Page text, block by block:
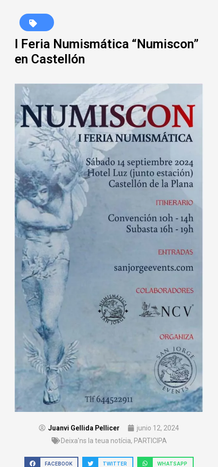
I Feria Numismática “Numiscon”
en Castellón
Juanvi Gellida Pellicer
junio 12, 2024
Deixa'ns la teua notícia, PARTICIPA
FACEBOOK TWITTER WHATSAPP